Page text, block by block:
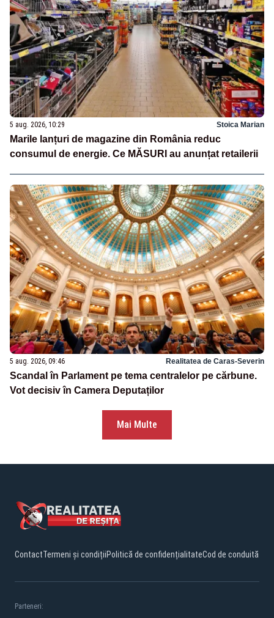
5 aug. 2026, 10:29 Stoica Marian
Marile lanțuri de magazine din România reduc
consumul de energie. Ce MĂSURI au anunțat retailerii
5 aug. 2026, 09:46 Realitatea de Caras-Severin
Scandal în Parlament pe tema centralelor pe cărbune.
Vot decisiv în Camera Deputaților
Mai Multe
ContactTermeni și condițiiPolitică de confidențialitateCod de conduită
Parteneri: